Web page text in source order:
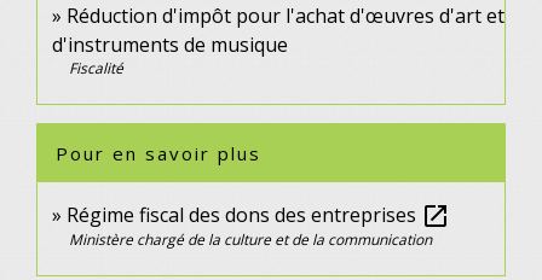
Réduction d'impôt pour l'achat d'œuvres d'art et
d'instruments de musique
Fiscalité
Pour en savoir plus
Régime fiscal des dons des entreprises open_in_new
Ministère chargé de la culture et de la communication